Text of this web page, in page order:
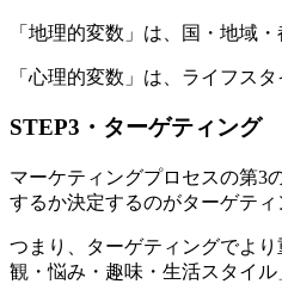
「地理的変数」は、国・地域
「心理的変数」は、ライフス
STEP3・ターゲティング
マーケティングプロセスの第3
するか決定するのがターゲティ
つまり、ターゲティングでよ
観・悩み・趣味・生活スタイ